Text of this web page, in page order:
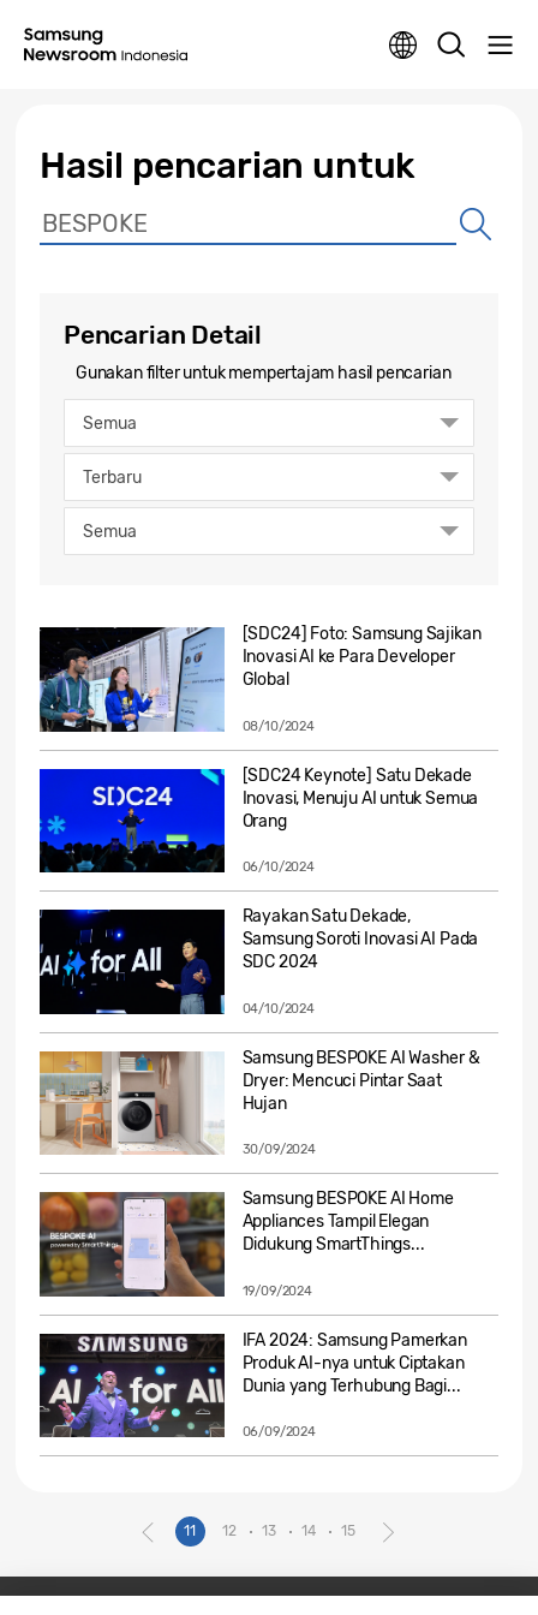
Hasil pencarian untuk
Pencarian Detail
Gunakan filter untuk mempertajam hasil pencarian
Semua
Terbaru
Semua
[SDC24] Foto: Samsung Sajikan
Inovasi AI ke Para Developer
Global
08/10/2024
[SDC24 Keynote] Satu Dekade
Inovasi, Menuju AI untuk Semua
Orang
06/10/2024
Rayakan Satu Dekade,
Samsung Soroti Inovasi AI Pada
SDC 2024
04/10/2024
Samsung BESPOKE AI Washer &
Dryer: Mencuci Pintar Saat
Hujan
30/09/2024
Samsung BESPOKE AI Home
Appliances Tampil Elegan
Didukung SmartThings...
19/09/2024
IFA 2024: Samsung Pamerkan
Produk AI-nya untuk Ciptakan
Dunia yang Terhubung Bagi...
06/09/2024
11 12 13 14 15